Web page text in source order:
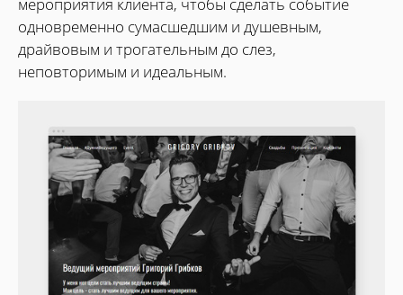
одновременно сумасшедшим и душевным,
драйвовым и трогательным до слез,
неповторимым и идеальным.